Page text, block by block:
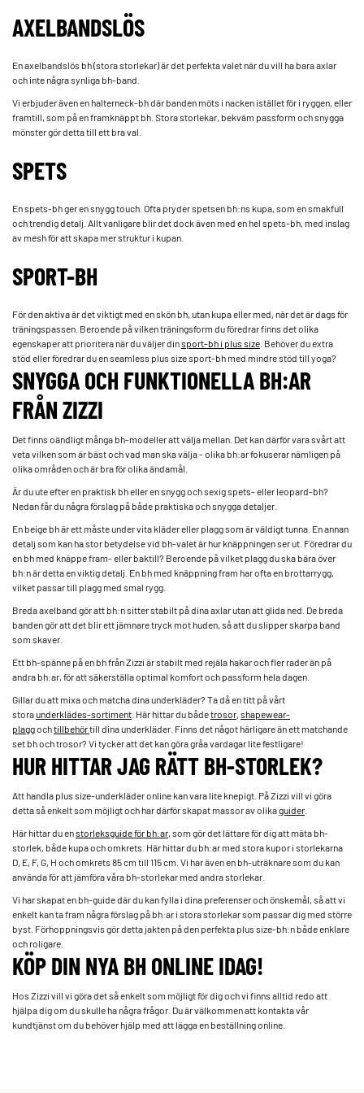
AXELBANDSLÖS
En axelbandslös bh (stora storlekar) är det perfekta valet när du vill ha bara axlar
och inte några synliga bh-band.
Vi erbjuder även en halterneck-bh där banden möts i nacken istället för i ryggen, eller
framtill, som på en framknäppt bh. Stora storlekar, bekväm passform och snygga
mönster gör detta till ett bra val.
SPETS
En spets-bh ger en snygg touch. Ofta pryder spetsen bh:ns kupa, som en smakfull
och trendig detalj. Allt vanligare blir det dock även med en hel spets-bh, med inslag
av mesh för att skapa mer struktur i kupan.
SPORT-BH
För den aktiva är det viktigt med en skön bh, utan kupa eller med, när det är dags för
träningspassen. Beroende på vilken träningsform du föredrar finns det olika
egenskaper att prioritera när du väljer dinsport-bh i plus size. Behöver du extra
stöd eller föredrar du en seamless plus size sport-bh med mindre stöd till yoga?
SNYGGA OCH FUNKTIONELLA BH:AR
FRÅN ZIZZI
Det finns oändligt många bh-modeller att välja mellan. Det kan därför vara svårt att
veta vilken som är bäst och vad man ska välja - olika bh:ar fokuserar nämligen på
olika områden och är bra för olika ändamål.
Är du ute efter en praktisk bh eller en snygg och sexig spets- eller leopard-bh?
Nedan får du några förslag på både praktiska och snygga detaljer.
En beige bh är ett måste under vita kläder eller plagg som är väldigt tunna. En annan
detalj som kan ha stor betydelse vid bh-valet är hur knäppningen ser ut. Föredrar du
en bh med knäppe fram- eller baktill? Beroende på vilket plagg du ska bära över
bh:n är detta en viktig detalj. En bh med knäppning fram har ofta en brottarrygg,
vilket passar till plagg med smal rygg.
Breda axelband gör att bh:n sitter stabilt på dina axlar utan att glida ned. De breda
banden gör att det blir ett jämnare tryck mot huden, så att du slipper skarpa band
som skaver.
Ett bh-spänne på en bh från Zizzi är stabilt med rejäla hakar och fler rader än på
andra bh:ar, för att säkerställa optimal komfort och passform hela dagen.
Gillar du att mixa och matcha dina underkläder? Ta då en titt på vårt
storaunderklädes-sortiment. Här hittar du bådetrosor,shapewear-
plaggochtillbehörtill dina underkläder. Finns det något härligare än ett matchande
set bh och trosor? Vi tycker att det kan göra gråa vardagar lite festligare!
HUR HITTAR JAG RÄTT BH-STORLEK?
Att handla plus size-underkläder online kan vara lite knepigt. På Zizzi vill vi göra
detta så enkelt som möjligt och har därför skapat massor av olika­­guider.
Här hittar du en ­storleksguide för bh:ar, som gör det lättare för dig att mäta bh-
storlek, både kupa och omkrets. Här hittar du bh:ar med stora kupor i storlekarna
D, E, F, G, H och omkrets 85 cm till 115 cm. Vi har även en bh-uträknare som du kan
använda för att jämföra våra bh-storlekar med andra storlekar.
Vi har skapat en bh-guide där du kan fylla i dina preferenser och önskemål, så att vi
enkelt kan ta fram några förslag på bh:ar i stora storlekar som passar dig med större
byst. Förhoppningsvis gör detta jakten på den perfekta plus size-bh:n både enklare
och roligare.
KÖP DIN NYA BH ONLINE IDAG!
Hos Zizzi vill vi göra det så enkelt som möjligt för dig och vi finns alltid redo att
hjälpa dig om du skulle ha några frågor. Du är välkommen att kontakta vår
kundtjänst om du behöver hjälp med att lägga en beställning online.